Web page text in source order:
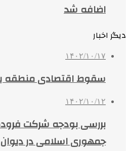
اضافه شد
دیگر اخبار
۱۴۰۲/۱۰/۱۷
سقوط اقتصادی منطقه یورو
۱۴۰۲/۱۰/۱۲
بررسی بودجه شرکت
جمهوری اسلامی در